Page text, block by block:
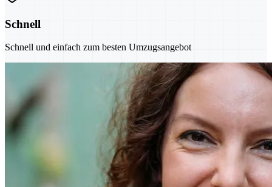
Schnell
Schnell und einfach zum besten Umzugsangebot